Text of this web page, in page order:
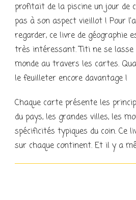
profitait de la piscine un jour de
pas à son aspect vieillot ! Pour
regarder, ce livre de géographie
très intéressant. Titi ne se lasse
monde au travers les cartes.
le feuilleter encore davantage !
Chaque carte présente les
du pays, les grandes villes, les
spécificités typiques du coin. Ce
sur chaque continent. Et il y a